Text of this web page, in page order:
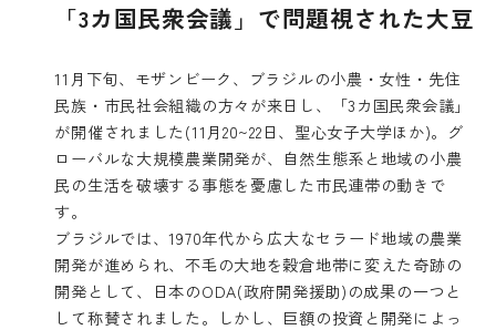
「3カ国民衆会議」で問題視された大豆
11月下旬、モザンビーク、ブラジルの小農・女性・先住
民族・市民社会組織の方々が来日し、
「3カ国民衆会議」
が開催されました(11月20~22日、聖心女子大学ほか)。グ
ローバルな大規模農業開発が、自然生態系と地域の小農
民の生活を破壊する事態を憂慮した市民連帯の動きで
す。
ブラジルでは、1970年代から広大なセラード地域の農業
開発が進められ、不毛の大地を穀倉地帯に変えた奇跡の
開発として、日本のODA(政府開発援助)の成果の一つと
して称賛されました。しかし、巨額の投資と開発によっ